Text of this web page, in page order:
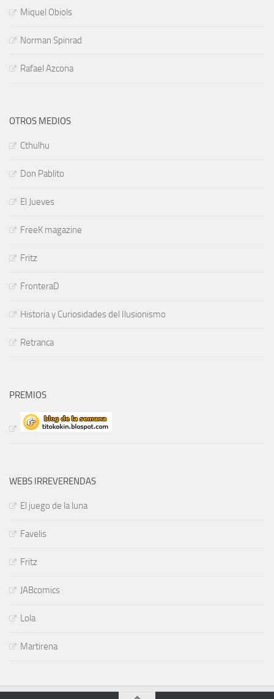
Miquel Obiols
Norman Spinrad
Rafael Azcona
OTROS MEDIOS
Cthulhu
Don Pablito
El Jueves
FreeK magazine
Fritz
FronteraD
Historia y Curiosidades del Ilusionismo
Retranca
PREMIOS
WEBS IRREVERENDAS
El juego de la luna
Favelis
Fritz
JABcomics
Lola
Martirena